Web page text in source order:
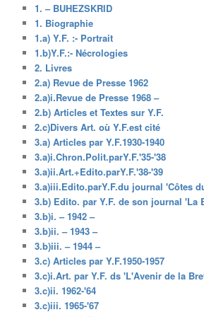
1. – BUHEZSKRID
1. Biographie
1.a) Y.F. :- Portrait
1.b)Y.F.:- Nécrologies
2. Livres
2.a) Revue de Presse 1962
2.a)i.Revue de Presse 1968 –
2.b) Articles et Textes sur Y.F.
2.c)Divers Art. où Y.F.est cité
3.a) Articles par Y.F.1930-1940
3.a)i.Chron.Polit.parY.F.'35-'38
3.a)ii.Art.+Edito.parY.F.'38-'39
3.a)iii.Edito.parY.F.du journal 'Côtes
3.b) Edito. par Y.F. de son journal 'La
3.b)i. – 1942 –
3.b)ii. – 1943 –
3.b)iii. – 1944 –
3.c) Articles par Y.F.1950-1957
3.c)i.Art. par Y.F. ds 'L'Avenir de la
3.c)ii. 1962-'64
3.c)iii. 1965-'67